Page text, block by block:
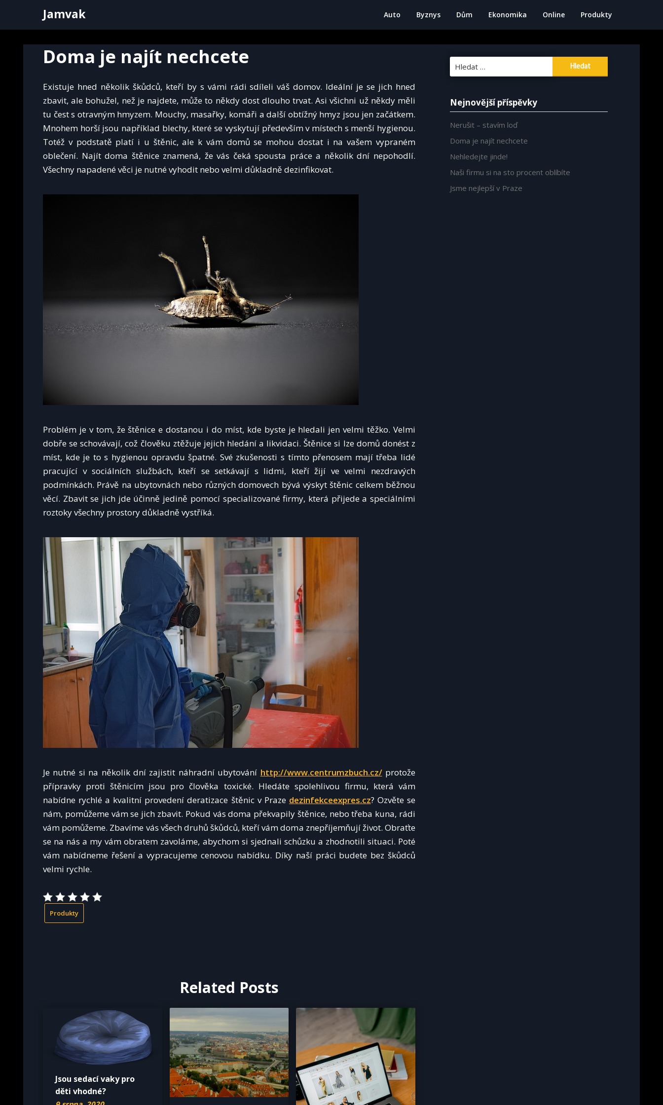
Jamvak Auto Byznys Dům Ekonomika Online Produkty
Doma je najít nechcete
Existuje hned několik škůdců, kteří by s vámi rádi sdíleli váš domov. Ideální je se jich hned
zbavit, ale bohužel, než je najdete, může to někdy dost dlouho trvat. Asi všichni už někdy měli
tu čest s otravným hmyzem. Mouchy, masařky, komáři a další obtížný hmyz jsou jen začátkem.
Mnohem horší jsou například blechy, které se vyskytují především v místech s menší hygienou.
Totéž v podstatě platí i u štěnic, ale k vám domů se mohou dostat i na vašem vypraném
oblečení. Najít doma štěnice znamená, že vás čeká spousta práce a několik dní nepohodlí.
Všechny napadené věci je nutné vyhodit nebo velmi důkladně dezinfikovat.
Problém je v tom, že štěnice e dostanou i do míst, kde byste je hledali jen velmi těžko. Velmi
dobře se schovávají, což člověku ztěžuje jejich hledání a likvidaci. Štěnice si lze domů donést z
míst, kde je to s hygienou opravdu špatné. Své zkušenosti s tímto přenosem mají třeba lidé
pracující v sociálních službách, kteří se setkávají s lidmi, kteří žijí ve velmi nezdravých
podmínkách. Právě na ubytovnách nebo různých domovech bývá výskyt štěnic celkem běžnou
věcí. Zbavit se jich jde účinně jedině pomocí specializované firmy, která přijede a speciálními
roztoky všechny prostory důkladně vystříká.
Je nutné si na několik dní zajistit náhradní ubytování http://www.centrumzbuch.cz/protože
přípravky proti štěnicím jsou pro člověka toxické. Hledáte spolehlivou firmu, která vám
nabídne rychlé a kvalitní provedení deratizace štěnic v Praze dezinfekceexpres.cz? Ozvěte se
nám, pomůžeme vám se jich zbavit. Pokud vás doma překvapily štěnice, nebo třeba kuna, rádi
vám pomůžeme. Zbavíme vás všech druhů škůdců, kteří vám doma znepříjemňují život. Obraťte
se na nás a my vám obratem zavoláme, abychom si sjednali schůzku a zhodnotili situaci. Poté
vám nabídneme řešení a vypracujeme cenovou nabídku. Díky naší práci budete bez škůdců
velmi rychle.
Produkty
Related Posts
Jsou sedací vaky pro
děti vhodné?
Vyhledávání
Nejnovější příspěvky
Nerušit – stavím loď
Doma je najít nechcete
Nehledejte jinde!
Naši firmu si na sto procent oblíbíte
Jsme nejlepší v Praze